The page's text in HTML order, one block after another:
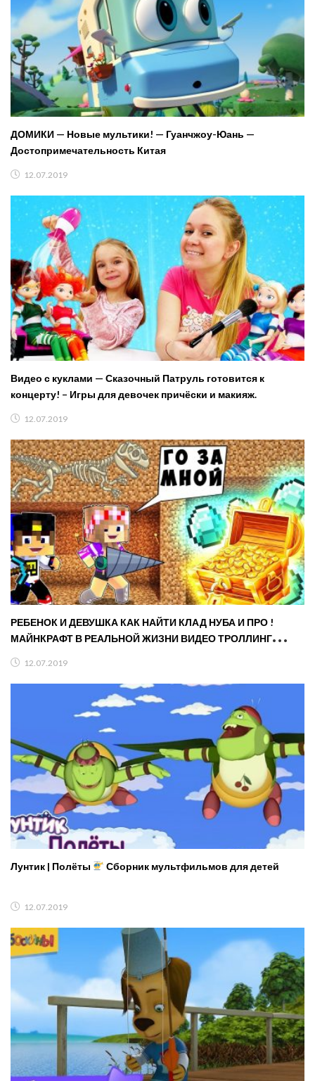
ДОМИКИ — Новые мультики! — Гуанчжоу-Юань —
Достопримечательность Китая
12.07.2019
Видео с куклами — Сказочный Патруль готовится к
концерту! – Игры для девочек причёски и макияж.
12.07.2019
РЕБЕНОК И ДЕВУШКА КАК НАЙТИ КЛАД НУБА И ПРО !
МАЙНКРАФТ В РЕАЛЬНОЙ ЖИЗНИ ВИДЕО ТРОЛЛИНГ
12.07.2019
Лунтик | Полёты Сборник мультфильмов для детей
12.07.2019